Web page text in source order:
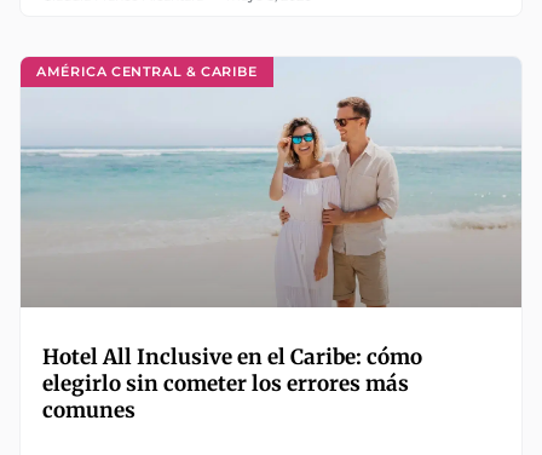
AMÉRICA CENTRAL & CARIBE
Hotel All Inclusive en el Caribe: cómo
elegirlo sin cometer los errores más
comunes